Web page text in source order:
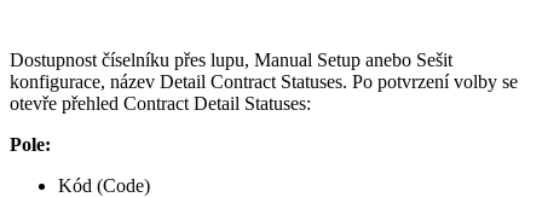
Dostupnost číselníku přes lupu, Manual Setup anebo Sešit
konfigurace, název Detail Contract Statuses. Po potvrzení volby se
otevře přehled Contract Detail Statuses:
Pole:
Kód (Code)